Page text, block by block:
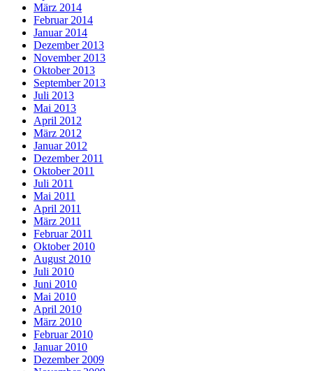
März 2014
Februar 2014
Januar 2014
Dezember 2013
November 2013
Oktober 2013
September 2013
Juli 2013
Mai 2013
April 2012
März 2012
Januar 2012
Dezember 2011
Oktober 2011
Juli 2011
Mai 2011
April 2011
März 2011
Februar 2011
Oktober 2010
August 2010
Juli 2010
Juni 2010
Mai 2010
April 2010
März 2010
Februar 2010
Januar 2010
Dezember 2009